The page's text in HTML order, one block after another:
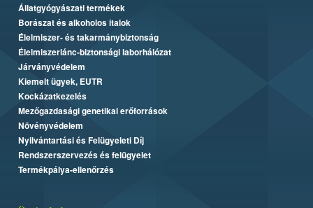
Állatgyógyászati termékek
Borászat és alkoholos italok
Élelmiszer- és takarmánybiztonság
Élelmiszerlánc-biztonsági laborhálózat
Járványvédelem
Kiemelt ügyek, EUTR
Kockázatkezelés
Mezőgazdasági genetikai erőforrások
Növényvédelem
Nyilvántartási és Felügyeleti Díj
Rendszerszervezés és felügyelet
Termékpálya-ellenőrzés